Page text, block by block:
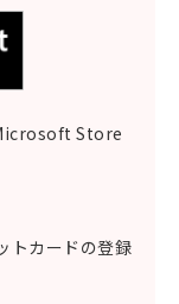
Store
トカードの登録